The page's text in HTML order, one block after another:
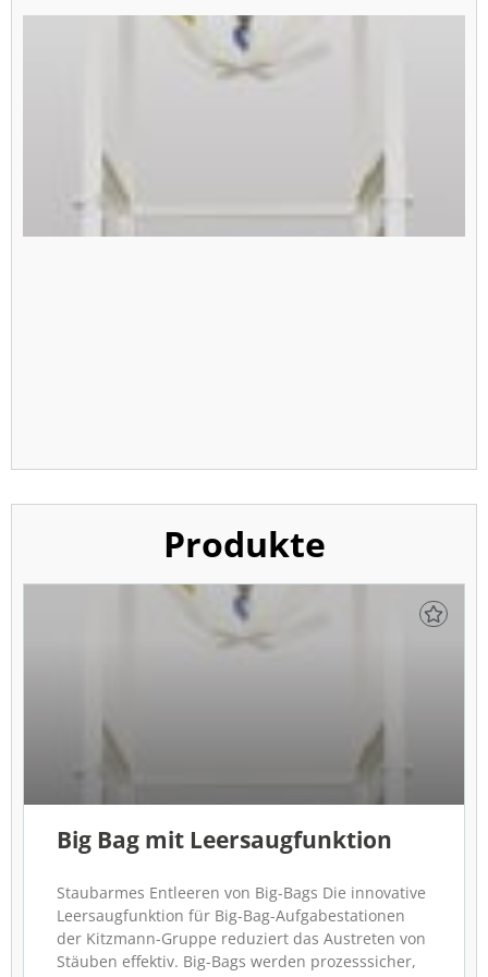
Produkte
Big Bag mit Leersaugfunktion
Staubarmes Entleeren von Big-Bags Die innovative
Leersaugfunktion für Big-Bag-Aufgabestationen
der Kitzmann-Gruppe reduziert das Austreten von
Stäuben effektiv. Big-Bags werden prozesssicher,